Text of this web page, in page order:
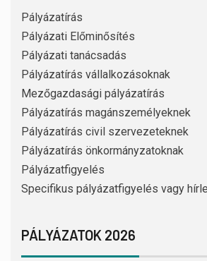
Pályázatírás
Pályázati Előminősítés
Pályázati tanácsadás
Pályázatírás vállalkozásoknak
Mezőgazdasági pályázatírás
Pályázatírás magánszemélyeknek
Pályázatírás civil szervezeteknek
Pályázatírás önkormányzatoknak
Pályázatfigyelés
Specifikus pályázatfigyelés vagy
PÁLYÁZATOK 2026